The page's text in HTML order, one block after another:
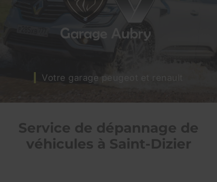
Votre garage peugeot et renault
Service de dépannage de
véhicules à Saint-Dizier